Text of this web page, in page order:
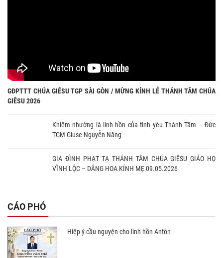
GĐPTTT CHÚA GIÊSU TGP SÀI GÒN / MỪNG KÍNH LỄ THÁNH TÂM CHÚA
GIÊSU 2026
Khiêm nhường là linh hồn của tình yêu Thánh Tâm – Đức
TGM Giuse Nguyễn Năng
GIA ĐÌNH PHẠT TẠ THÁNH TÂM CHÚA GIÊSU GIÁO HỌ
VĨNH LỘC – DÂNG HOA KÍNH MẸ 09.05.2026
CÁO PHÓ
Hiệp ý cầu nguyện cho linh hồn Antôn